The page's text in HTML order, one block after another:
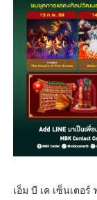
เอ็ม บี เค เซ็นเตอ